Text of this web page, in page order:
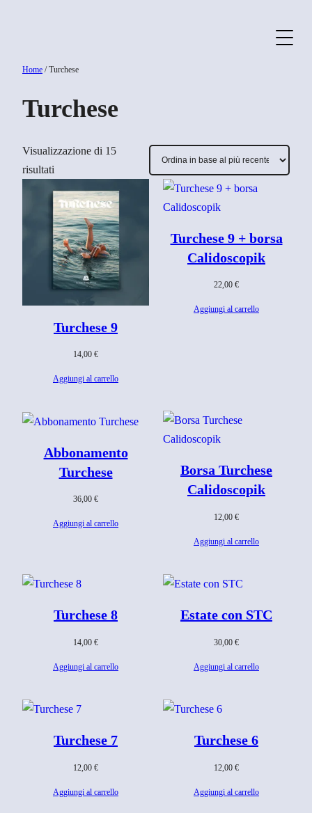
Home / Turchese
Turchese
Visualizzazione di 15
risultati
base
al
più
recente
Turchese 9
14,00 €
Aggiungi al carrello
Turchese 9 + borsa
Calidoscopik
22,00 €
Aggiungi al carrello
Abbonamento
Turchese
36,00 €
Aggiungi al carrello
Borsa Turchese
Calidoscopik
12,00 €
Aggiungi al carrello
Turchese 8
14,00 €
Aggiungi al carrello
Estate con STC
30,00 €
Aggiungi al carrello
Turchese 7
12,00 €
Aggiungi al carrello
Turchese 6
12,00 €
Aggiungi al carrello